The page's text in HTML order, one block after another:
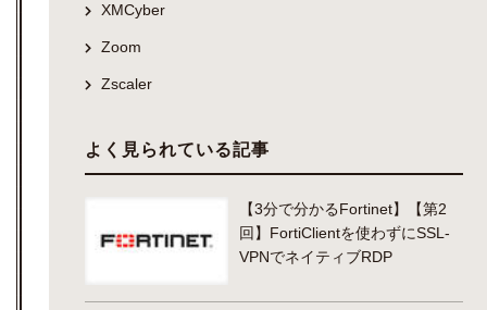
XMCyber
Zoom
Zscaler
よく見られている記事
【3分で分かるFortinet】【第2
回】FortiClientを使わずにSSL-
VPNでネイティブRDP